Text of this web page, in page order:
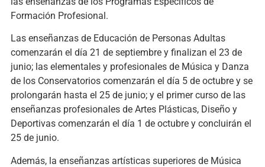
Formación Profesional.
Las enseñanzas de Educación de Personas Adultas
comenzarán el día 21 de septiembre y finalizan el 23 de
junio; las elementales y profesionales de Música y Danza
de los Conservatorios comenzarán el día 5 de octubre y se
prolongarán hasta el 25 de junio; y el primer curso de las
enseñanzas profesionales de Artes Plásticas, Diseño y
Deportivas comenzarán el día 1 de octubre y concluirán el
25 de junio.
Además, la enseñanzas artísticas superiores de Música